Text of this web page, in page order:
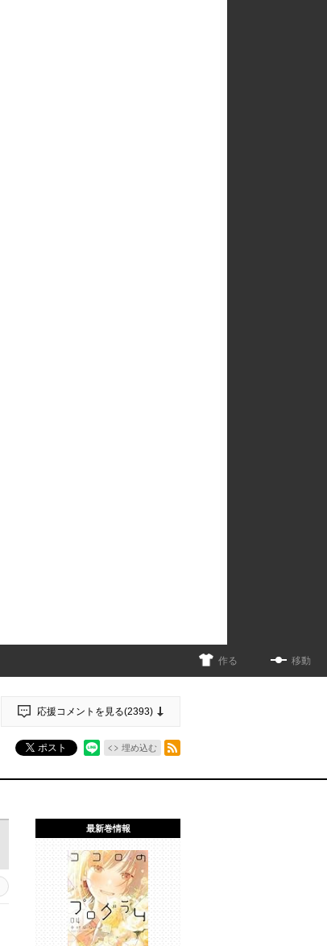
作る 移動
応援コメントを見る(2393)
ポスト 埋め込む
最新巻情報